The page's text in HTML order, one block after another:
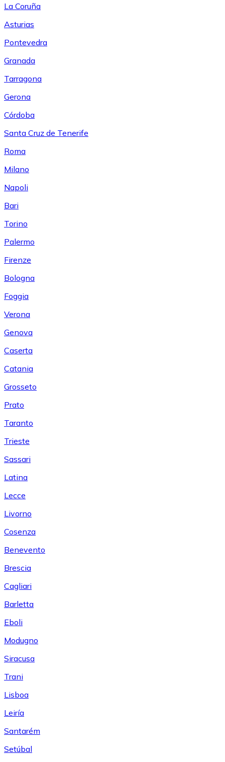
La Coruña
Asturias
Pontevedra
Granada
Tarragona
Gerona
Córdoba
Santa Cruz de Tenerife
Roma
Milano
Napoli
Bari
Torino
Palermo
Firenze
Bologna
Foggia
Verona
Genova
Caserta
Catania
Grosseto
Prato
Taranto
Trieste
Sassari
Latina
Lecce
Livorno
Cosenza
Benevento
Brescia
Cagliari
Barletta
Eboli
Modugno
Siracusa
Trani
Lisboa
Leiría
Santarém
Setúbal